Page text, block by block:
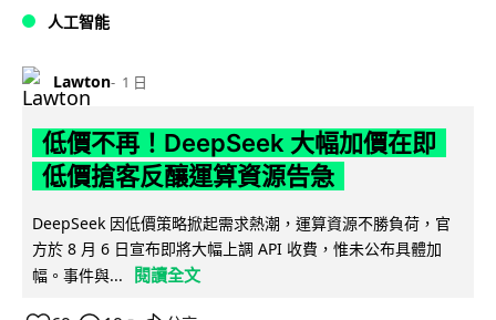
人工智能
Lawton 1 日
低價不再！DeepSeek 大幅加價在即
低價搶客反釀運算資源告急
DeepSeek 因低價策略掀起需求熱潮，運算資源不勝負荷，官
方於 8 月 6 日宣布即將大幅上調 API 收費，惟未公布具體加
幅。事件與...
閱讀全文